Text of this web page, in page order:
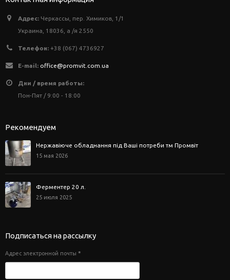
Адрес: Черкассы, пер. Химиков, 1/1
Украина, 18036, а /я 2550
Телефон: +38 (067) 4736927
E-mail: office@promvit.com.ua
Дни / время работы:
Пон-Пят / 9:00 - 18:00
Рекомендуем
Нержавіюче обладнання під Ваші потреби тм Промвіт
15 мая 2026
Ферментер 20 л.
25 июля 2025
Подписаться на рассылку
Адрес электронной почты *